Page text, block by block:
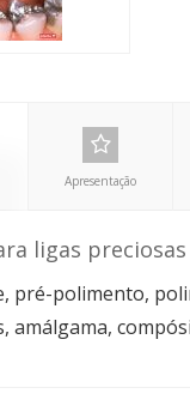
Apresentação
ligas preciosas
pré-polimento,
amálgama,